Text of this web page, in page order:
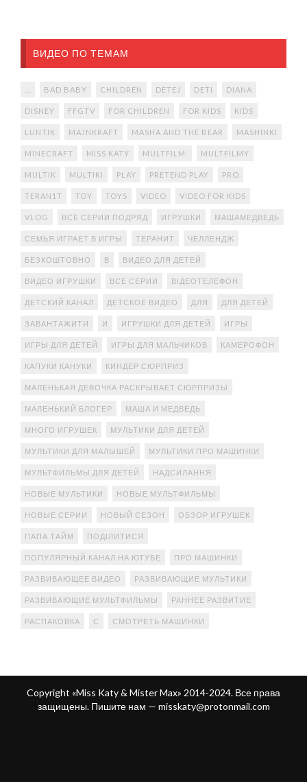
ВИДЕО ПО ТЕМАМ
BAD BABY CHILDREN DETEJ DETI DIANA
DISNEY FFGTV FOR CHILDREN FOR KIDS KIDS
LUNTIK MAJNKRAFT MASHA AND THE BEAR MASHINKI
MINECRAFT MISS KATY MULTFILM. MULTFILMY
MULTIK MULTIKI PLAY PRETEND PLAY PRO
TERAN1T TOY TOYS VIDEO VIDEO FOR KIDS
VLOG ВСЕ СЕРИИ ПОДРЯД ИГРУШКИ МАШАМЕДВЕДЬ
СЕМЬЯ ИГРАЕТ В ИГРЫ ТЕРАНИТ ЧЕЛЛЕНДЖ
БЕЗКОШТОВНО В ВИДЕО ДЛЯ ДЕТЕЙ
ВИДЕО ИГРУШКИ ВСЕ СЕРИИ ВІДЕОТЕЛЕФОН
ДЕТСКИЙ КАНАЛ ДЕТСКОЕ ВИДЕО ДЛЯ ДЛЯ ДЕТЕЙ
ЗАВАНТАЖИТИ И ИГРУШКИ ДЛЯ ДЕТЕЙ ИГРЫ
ИГРЫ ДЛЯ ДЕТЕЙ ИГРЫ ДЛЯ МАЛЬЧИКОВ КАМЕРОФОН
КАПУКИ КАНУКИ КИНДЕР СЮРПРИЗ
МАЛЕНЬКАЯ ДЕВОЧКА РАСКРЫВАЕТ СЮРПРИЗЫ
МАЛЕНЬКИЙ БЛОГЕР МАША И МЕДВЕДЬ
МНОГО ИГРУШЕК МУЛЬТИКИ ДЛЯ ДЕТЕЙ
МУЛЬТИКИ ДЛЯ МАЛЫШЕЙ МУЛЬТИКИ ПРО МАШИНКИ
МУЛЬТФИЛЬМЫ ДЛЯ ДЕТЕЙ НАДСИЛАННЯ
НОВЫЕ МУЛЬТИКИ НОВЫЕ МУЛЬТФИЛЬМЫ
НОВЫЕ СЕРИИ НОВЫЙ СЕЗОН ОБЗОР ИГРУШЕК
ПАПА ТАЙМ ПОДІЛИТИСЯ
ПОПУЛЯРНЫЙ КАНАЛ НА ЮТУБЕ ПРО МАШИНКИ
РАЗВИВАЮЩЕЕ ВИДЕО РАЗВИВАЮЩИЕ МУЛЬТИКИ
РАЗВИВАЮЩИЕ МУЛЬТФИЛЬМЫ РАННЕЕ РАЗВИТИЕ
РАСПАКОВКА С СМОТРЕТЬ МАШИНКИ
Copyright «Miss Katy & Mister Max» 2014-2024. Все права
защищены. Пишите нам — misskaty@protonmail.com